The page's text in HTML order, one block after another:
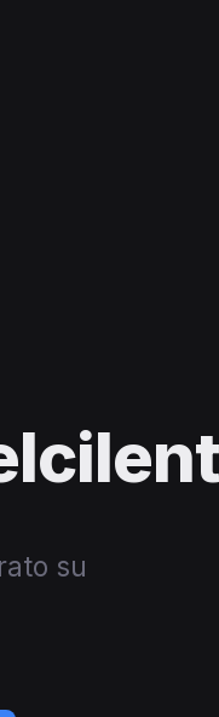
su